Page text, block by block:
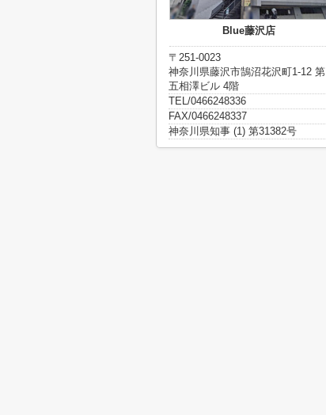
Blue藤沢店
〒251-0023
神奈川県藤沢市鵠沼花沢町1-12 第
五相澤ビル 4階
TEL/0466248336
FAX/0466248337
神奈川県知事 (1) 第31382号